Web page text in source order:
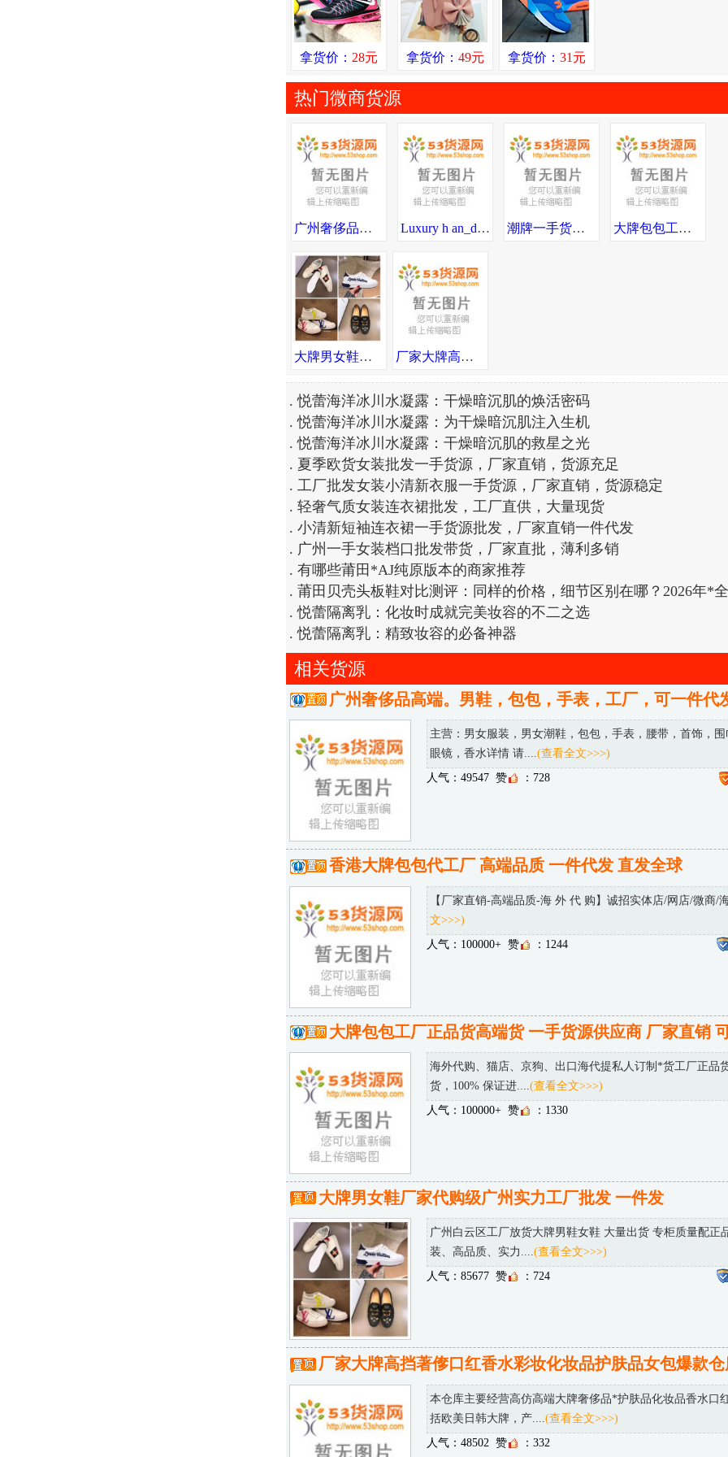
拿货价： 28元 拿货价：49元 拿货价： 31元
热门微商货源
广州奢侈品高端。男鞋，包包，手表，工厂，可一件代发，可发送全国。 Luxury h an_d bags 包包丨* 著偧品 Guccl 潮牌一手货源工厂直销全国免费招代理七天无理由退换诚接批发淘宝供货 大牌包包工厂正品货高端货 一手货源供应商 厂家直销 可邮全球！
大牌男女鞋厂家代购级广州实力工厂批发 一件发 厂家大牌高挡著偧口红香水彩妆化妆品护肤品女包爆款仓库一件代发
.悦蕾海洋冰川水凝露：干燥暗沉肌的焕活密码
.悦蕾海洋冰川水凝露：为干燥暗沉肌注入生机
.悦蕾海洋冰川水凝露：干燥暗沉肌的救星之光
. 夏季欧货女装批发一手货源，厂家直销，货源充足
. 工厂批发女装小清新衣服一手货源，厂家直销，货源稳定
. 轻奢气质女装连衣裙批发，工厂直供，大量现货
. 小清新短袖连衣裙一手货源批发，厂家直销一件代发
. 广州一手女装档口批发带货，厂家直批，薄利多销
. 有哪些莆田*AJ纯原版本的商家推荐
. 莆田贝壳头板鞋对比测评：同样的价格，细节区别在哪？2026年*全
.悦蕾隔离乳：化妆时成就完美妆容的不二之选
.悦蕾隔离乳：精致妆容的必备神器
相关货源
广州奢侈品高端。男鞋，包包，手表，工厂，可一件代发，可
主营：男女服装，男女潮鞋，包包，手表，腰带，首饰，围
眼镜，香水详情 请....(查看全文>>>)
人气：49547 赞 ：728
香港大牌包包代工厂 高端品质 一件代发 直发全球
【厂家直销-高端品质-海 外 代 购】诚招实体店/网店/微商/海
文>>>)
人气：100000+ 赞 ：1244
大牌包包工厂正品货高端货 一手货源供应商 厂家直销
海外代购、猫店、京狗、出口海代提私人订制*货工厂正品
货，100% 保证进....(查看全文>>>)
人气：100000+ 赞 ：1330
大牌男女鞋厂家代购级广州实力工厂批发 一件发
广州白云区工厂放货大牌男鞋女鞋 大量出货 专柜质量配正
装、高品质、实力....(查看全文>>>)
人气：85677 赞 ：724
厂家大牌高挡著偧口红香水彩妆化妆品护肤品女包爆款
本仓库主要经营高仿高端大牌奢侈品*护肤品化妆品香水口
括欧美日韩大牌，产.... (查看全文>>>)
人气：48502 赞 ：332